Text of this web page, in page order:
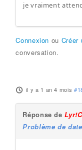
je vraiment
Connexion ou Créer
conversation.
il y a 1 an 4 mois
Réponse deLyr!C
Problème de